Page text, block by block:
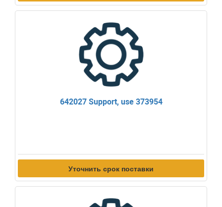
642027 Support, use 373954
Уточнить срок поставки